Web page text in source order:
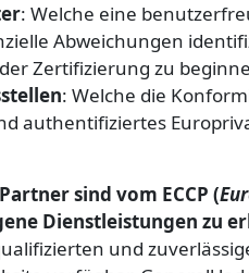
: Welche eine
Abweichungen
Zertifizierung zu
: Welche die
authentifiziertes
sind vom ECCP (
Dienstleistungen zu
und